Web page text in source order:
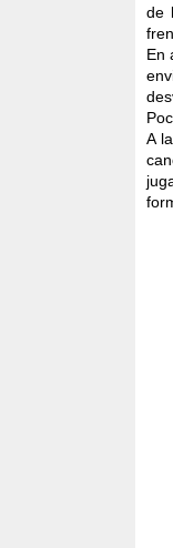
de
En
A